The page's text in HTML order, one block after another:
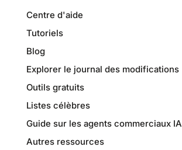
Centre d'aide
Tutoriels
Blog
Explorer le journal des modifications
Outils gratuits
Listes célèbres
Guide sur les agents commerciaux IA
Autres ressources